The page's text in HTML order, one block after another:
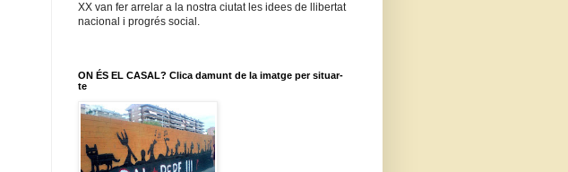
XX van fer arrelar a la nostra ciutat les idees de llibertat
nacional i progrés social.
ON ÉS EL CASAL? Clica damunt de la imatge per situar-
te